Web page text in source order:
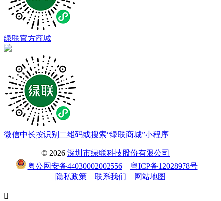
绿联官方商城
微信中长按识别二维码或搜索“绿联商城”小程序
© 2026 深圳市绿联科技股份有限公司
粤公网安备44030002002556
粤ICP备12028978号
隐私政策
联系我们 网站地图
